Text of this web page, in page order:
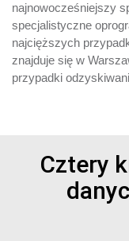
najnowocześniejszy
specjalistyczne
najcięższych
znajduje się w
przypadki
Cztery